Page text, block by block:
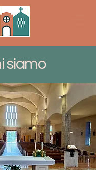
siamo